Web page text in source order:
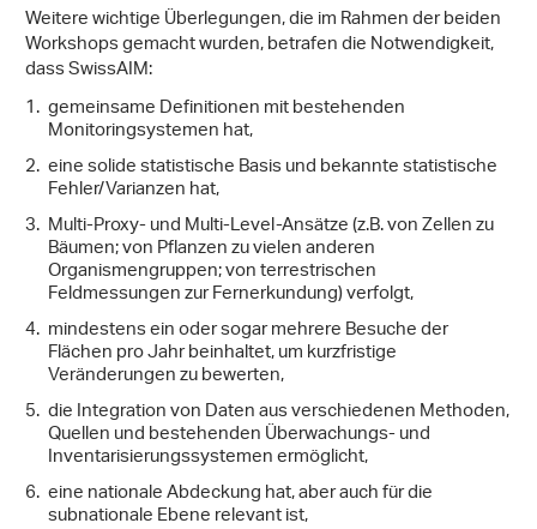
Weitere wichtige Überlegungen, die im Rahmen der beiden
Workshops gemacht wurden, betrafen die Notwendigkeit,
dass SwissAIM:
gemeinsame Definitionen mit bestehenden
Monitoringsystemen hat,
eine solide statistische Basis und bekannte statistische
Fehler/Varianzen hat,
Multi-Proxy- und Multi-Level-Ansätze (z.B. von Zellen zu
Bäumen; von Pflanzen zu vielen anderen
Organismengruppen; von terrestrischen
Feldmessungen zur Fernerkundung) verfolgt,
mindestens ein oder sogar mehrere Besuche der
Flächen pro Jahr beinhaltet, um kurzfristige
Veränderungen zu bewerten,
die Integration von Daten aus verschiedenen Methoden,
Quellen und bestehenden Überwachungs- und
Inventarisierungssystemen ermöglicht,
eine nationale Abdeckung hat, aber auch für die
subnationale Ebene relevant ist,